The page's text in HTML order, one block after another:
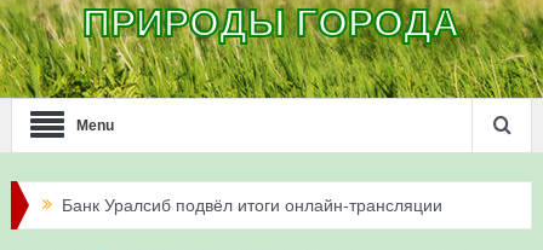
ПРИРОДЫ ГОРОДА
Menu
Банк Уралсиб подвёл итоги онлайн-трансляции